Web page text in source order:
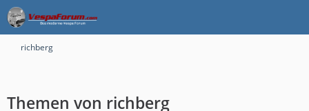
richberg
Themen von richberg